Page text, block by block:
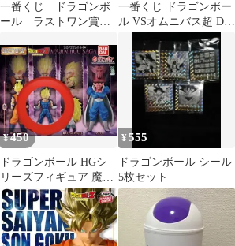
一番くじ ドラゴンボ
ール ラストワン賞
一番くじ ドラゴンボー
ル VSオムニバス超 D賞
超一星龍 フィギュア
¥450
ドラゴンボール HGシ
リーズフィギュア 魔人
ベジータ 値下げ不可
¥555
ドラゴンボール シール
5枚セット